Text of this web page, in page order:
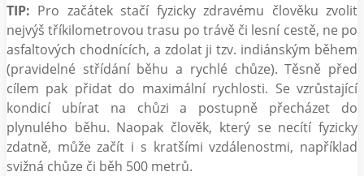
TIP: Pro začátek stačí fyzicky zdravému člověku zvolit
nejvýš tříkilometrovou trasu po trávě či lesní cestě, ne po
asfaltových chodnících, a zdolat ji tzv. indiánským během
(pravidelné střídání běhu a rychlé chůze). Těsně před
cílem pak přidat do maximální rychlosti. Se vzrůstající
kondicí ubírat na chůzi a postupně přecházet do
plynulého běhu. Naopak člověk, který se necítí fyzicky
zdatně, může začít i s kratšími vzdálenostmi, například
svižná chůze či běh 500 metrů.